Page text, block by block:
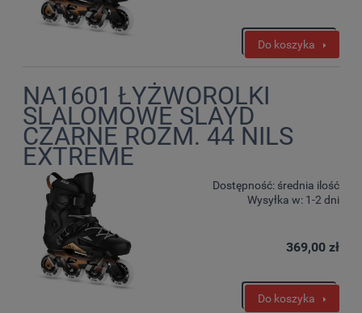
Do koszyka
NA1601 ŁYŻWOROLKI
SLALOMOWE SLAYD
CZARNE ROZM. 44 NILS
EXTREME
Dostępność: średnia ilość
Wysyłka w: 1-2 dni
369,00 zł
Do koszyka